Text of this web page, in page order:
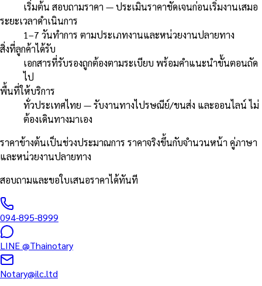
เริ่มต้น สอบถามราคา — ประเมินราคาชัดเจนก่อนเริ่มงานเสมอ
ระยะเวลาดำเนินการ
1–7 วันทำการ ตามประเภทงานและหน่วยงานปลายทาง
สิ่งที่ลูกค้าได้รับ
เอกสารที่รับรองถูกต้องตามระเบียบ พร้อมคำแนะนำขั้นตอนถัด
ไป
พื้นที่ให้บริการ
ทั่วประเทศไทย — รับงานทางไปรษณีย์/ขนส่ง และออนไลน์ ไม่
ต้องเดินทางมาเอง
ราคาข้างต้นเป็นช่วงประมาณการ ราคาจริงขึ้นกับจำนวนหน้า คู่ภาษา
และหน่วยงานปลายทาง
สอบถามและขอใบเสนอราคาได้ทันที
094-895-8999
LINE@Thainotary
Notary@ilc.ltd